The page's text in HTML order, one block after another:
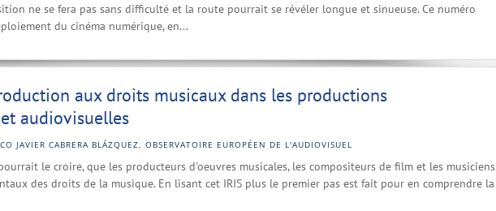
ne se fera pas sans difficulté et la route pourrait se révéler longue et sinueuse. Ce numéro
du cinéma numérique, en...
aux droits musicaux dans les productions
audiovisuelles
JAVIER CABRERA BLÁZQUEZ, OBSERVATOIRE EUROPÉEN DE L'AUDIOVISUEL
le croire, que les producteurs d'oeuvres musicales, les compositeurs de film et les musiciens
des droits de la musique. En lisant cet IRIS plus le premier pas est fait pour en comprendre la